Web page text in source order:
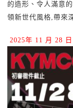
的造形、令人滿意
領新世代風格,帶來
2025年 11 月 28